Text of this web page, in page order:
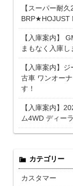
【スーパー耐
BRP★HOJUST
【入庫案内】
まもなく入庫し
【入庫案内】
古車 ワンオー
す！
【入庫案内】
ム4WD ディー
カテゴリー
カスタマー